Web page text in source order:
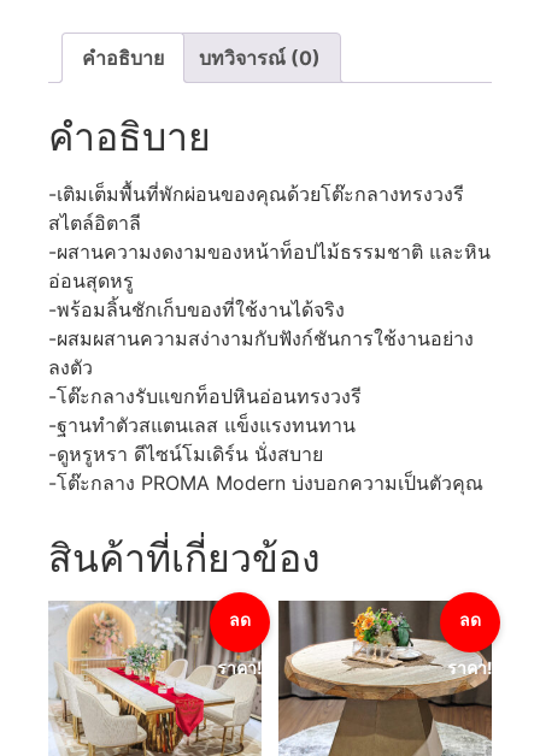
คำอธิบาย บทวิจารณ์ (0)
คำอธิบาย
-เติมเต็มพื้นที่พักผ่อนของคุณด้วยโต๊ะกลางทรงวงรี
สไตล์อิตาลี
-ผสานความงดงามของหน้าท็อปไม้ธรรมชาติ และหิน
อ่อนสุดหรู
-พร้อมลิ้นชักเก็บของที่ใช้งานได้จริง
-ผสมผสานความสง่างามกับฟังก์ชันการใช้งานอย่าง
ลงตัว
-โต๊ะกลางรับแขกท็อปหินอ่อนทรงวงรี
-ฐานทำตัวสแตนเลส แข็งแรงทนทาน
-ดูหรูหรา ดีไซน์โมเดิร์น นั่งสบาย
-โต๊ะกลาง PROMA Modern บ่งบอกความเป็นตัวคุณ
สินค้าที่เกี่ยวข้อง
ลด
ราคา!
ลด
ราคา!